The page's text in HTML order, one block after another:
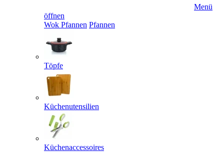
Menü
öffnen
Wok Pfannen Pfannen
Töpfe
Küchenutensilien
Küchenaccessoires